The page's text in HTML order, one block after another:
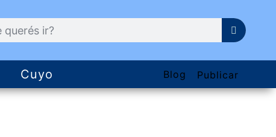
Cuyo Blog Publicar